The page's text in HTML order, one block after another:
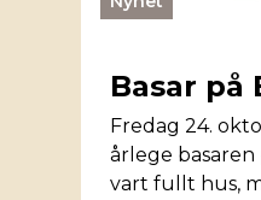
Basar på
Fredag 24.
årlege
vart fullt hus,